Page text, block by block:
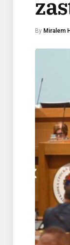
By Miralem